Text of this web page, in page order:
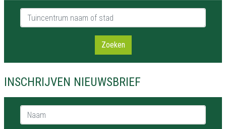
Tuincentrum naam of stad
Zoeken
INSCHRIJVEN NIEUWSBRIEF
Naam *